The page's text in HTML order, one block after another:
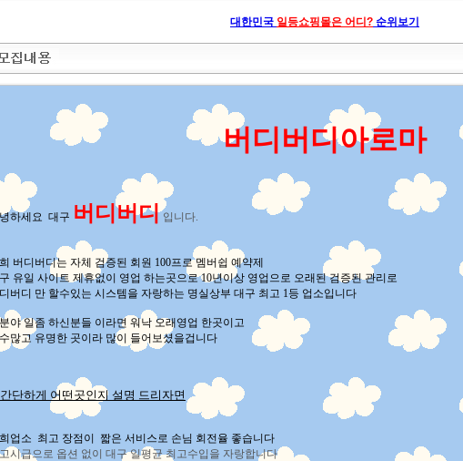
대한민국 일등쇼핑몰은 어디? 순위보기
버디버디아로마
하세요 대구 버디버디 입니다.
버디버디는 자체 검증된 회원 100프로 멤버쉽 예약제
유일 사이트 제휴없이 영업 하는곳으로 10년이상 영업으로 오래된 검증된 관리로
버디 만 할수있는 시스템을 자랑하는 명실상부 대구 최고 1등 업소입니다
야 일좀 하신분들 이라면 워낙 오래영업 한곳이고
많고 유명한 곳이라 많이 들어보셨을겁니다
단하게 어떤곳인지 설명 드리자면
업소 최고 장점이 짧은 서비스로 손님 회전율 좋습니다
시급으로 옵션 없이 대구 일평균 최고수입을 자랑합니다